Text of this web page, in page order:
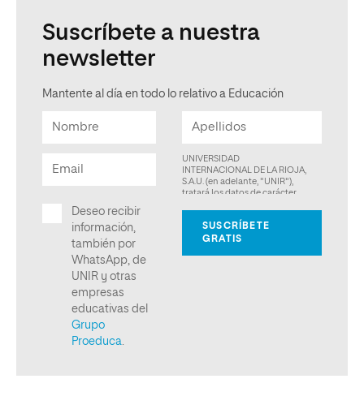
Suscríbete a nuestra
newsletter
Mantente al día en todo lo relativo a Educación